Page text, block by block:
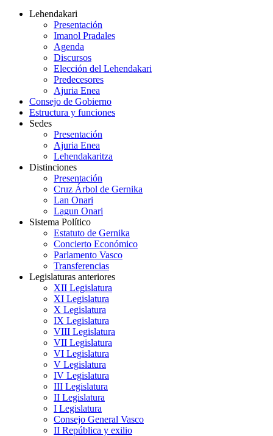
Lehendakari
Presentación
Imanol Pradales
Agenda
Discursos
Elección del Lehendakari
Predecesores
Ajuria Enea
Consejo de Gobierno
Estructura y funciones
Sedes
Presentación
Ajuria Enea
Lehendakaritza
Distinciones
Presentación
Cruz Árbol de Gernika
Lan Onari
Lagun Onari
Sistema Político
Estatuto de Gernika
Concierto Económico
Parlamento Vasco
Transferencias
Legislaturas anteriores
XII Legislatura
XI Legislatura
X Legislatura
IX Legislatura
VIII Legislatura
VII Legislatura
VI Legislatura
V Legislatura
IV Legislatura
III Legislatura
II Legislatura
I Legislatura
Consejo General Vasco
II República y exilio